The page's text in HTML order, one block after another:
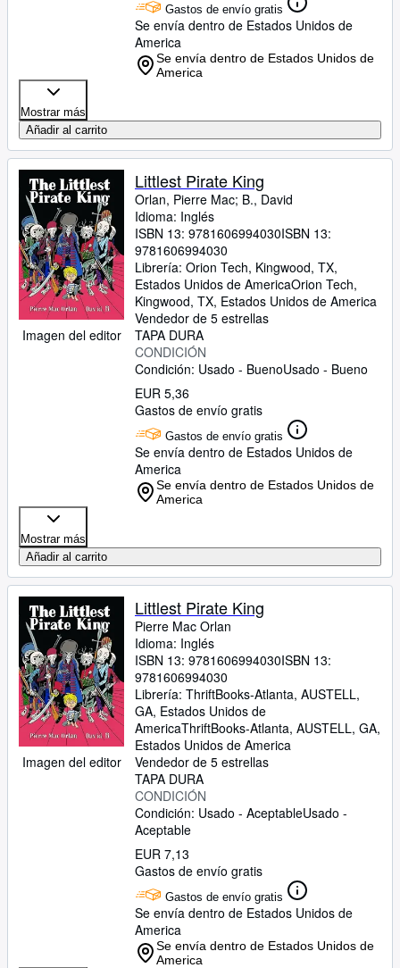
Gastos de envío gratis
Se envía dentro de Estados Unidos de
America
Se envía dentro de Estados Unidos de
America
Mostrar más
Añadir al carrito
Imagen del editor
Littlest Pirate King
Orlan, Pierre Mac; B., David
Idioma: Inglés
ISBN 13: 9781606994030ISBN 13:
9781606994030
Librería: Orion Tech, Kingwood, TX,
Estados Unidos de AmericaOrion Tech,
Kingwood, TX, Estados Unidos de America
Vendedor de 5 estrellas
TAPA DURA
CONDICIÓN
Condición: Usado - BuenoUsado - Bueno
EUR 5,36
Gastos de envío gratis
Gastos de envío gratis
Se envía dentro de Estados Unidos de
America
Se envía dentro de Estados Unidos de
America
Mostrar más
Añadir al carrito
Imagen del editor
Littlest Pirate King
Pierre Mac Orlan
Idioma: Inglés
ISBN 13: 9781606994030ISBN 13:
9781606994030
Librería: ThriftBooks-Atlanta, AUSTELL,
GA, Estados Unidos de
AmericaThriftBooks-Atlanta, AUSTELL, GA,
Estados Unidos de America
Vendedor de 5 estrellas
TAPA DURA
CONDICIÓN
Condición: Usado - AceptableUsado -
Aceptable
EUR 7,13
Gastos de envío gratis
Gastos de envío gratis
Se envía dentro de Estados Unidos de
America
Se envía dentro de Estados Unidos de
America